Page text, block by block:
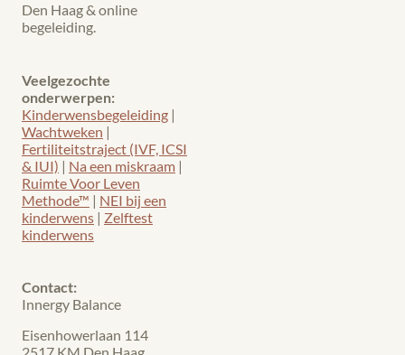
Den Haag & online
begeleiding.
Veelgezochte
onderwerpen:
Kinderwensbegeleiding |
Wachtweken |
Fertiliteitstraject (IVF, ICSI
& IUI) | Na een miskraam |
Ruimte Voor Leven
Methode™ | NEI bij een
kinderwens | Zelftest
kinderwens
Contact:
Innergy Balance
Eisenhowerlaan 114